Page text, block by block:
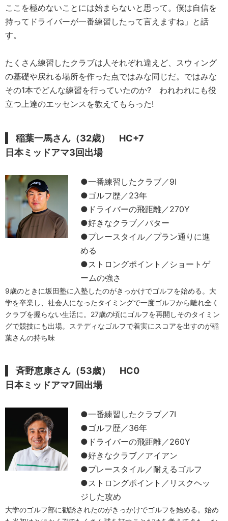
ここを極めないことには始まらないと思って。僕は自信を
持ってドライバーが一番練習したって言えますね」と話
す。
たくさん練習したクラブは人それぞれ違えど、スウィング
の基礎や戻れる場所を作った点ではみな同じだ。ではみな
その1本でどんな練習を行っていたのか? われわれにも役
立つ上達のエッセンスを教えてもらった!
稲葉一馬さん（32歳） HC+7
日本ミッドアマ3回出場
●一番練習したクラブ／9I
●ゴルフ歴／23年
●ドライバーの飛距離／270Y
●好きなクラブ／パター
●プレースタイル／プラン通りに進
める
●ストロングポイント／ショートゲ
ームの強さ
9歳のときに坂田塾に入塾したのがきっかけでゴルフを始める。大
学を卒業し、社会人になったタイミングで一度ゴルフから離れ全く
クラブを握らない生活に。27歳の頃にゴルフを再開しそのタイミン
グで競技にも出場。ステディなゴルフで着実にスコアを出すのが稲
葉さんの持ち味
斉野恵康さん（53歳） HC0
日本ミッドアマ7回出場
●一番練習したクラブ／7I
●ゴルフ歴／36年
●ドライバーの飛距離／260Y
●好きなクラブ／アイアン
●プレースタイル／耐えるゴルフ
●ストロングポイント／リスクヘッ
ジした攻め
大学のゴルフ部に勧誘されたのがきっかけでゴルフを始める。始め